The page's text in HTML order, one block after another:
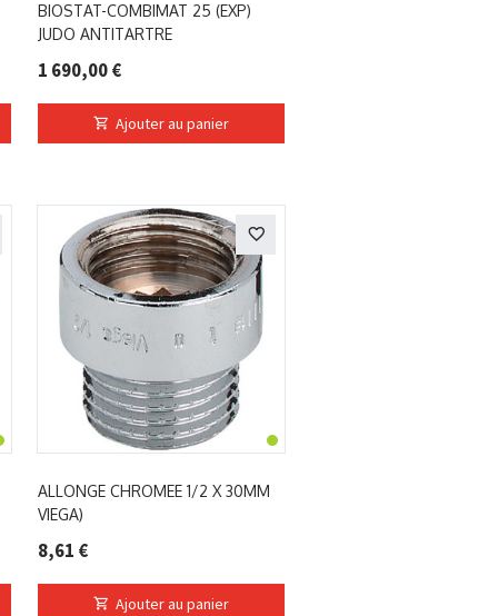
BIOSTAT-COMBIMAT 25 (EXP)
JUDO ANTITARTRE
1 690,00 €
Ajouter au panier
ALLONGE CHROMEE 1/2 X 30MM
VIEGA)
8,61 €
Ajouter au panier